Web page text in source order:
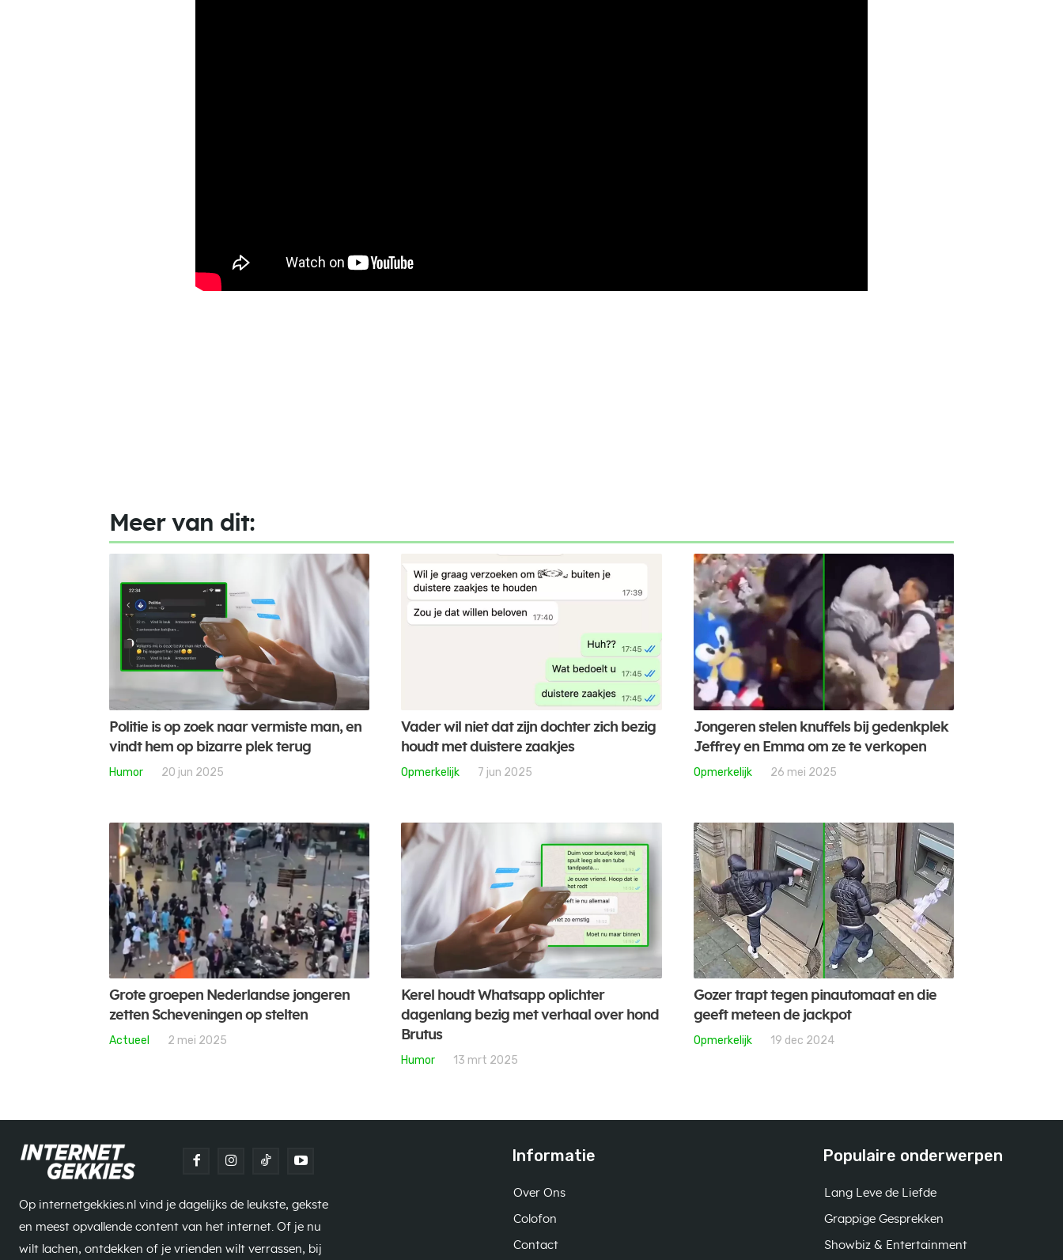
Meer van dit:
Politie is op zoek naar vermiste man, en
vindt hem op bizarre plek terug
Humor 20 jun 2025
Vader wil niet dat zijn dochter zich bezig
houdt met duistere zaakjes
Opmerkelijk 7 jun 2025
Jongeren stelen knuffels bij gedenkplek
Jeffrey en Emma om ze te verkopen
Opmerkelijk 26 mei 2025
Grote groepen Nederlandse jongeren
zetten Scheveningen op stelten
Actueel 2 mei 2025
Kerel houdt Whatsapp oplichter
dagenlang bezig met verhaal over hond
Brutus
Humor 13 mrt 2025
Gozer trapt tegen pinautomaat en die
geeft meteen de jackpot
Opmerkelijk 19 dec 2024
Op internetgekkies.nl vind je dagelijks de leukste, gekste
en meest opvallende content van het internet. Of je nu
wilt lachen, ontdekken of je vrienden wilt verrassen, bij
Informatie
Over Ons
Colofon
Contact
Populaire onderwerpen
Lang Leve de Liefde
Grappige Gesprekken
Showbiz & Entertainment